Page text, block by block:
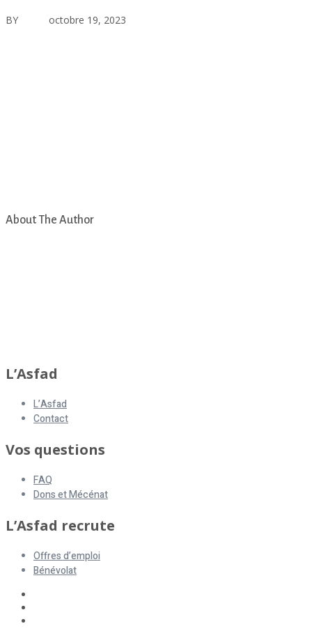
BY octobre 19, 2023
About The Author
L’Asfad
L’Asfad
Contact
Vos questions
FAQ
Dons et Mécénat
L’Asfad recrute
Offres d’emploi
Bénévolat